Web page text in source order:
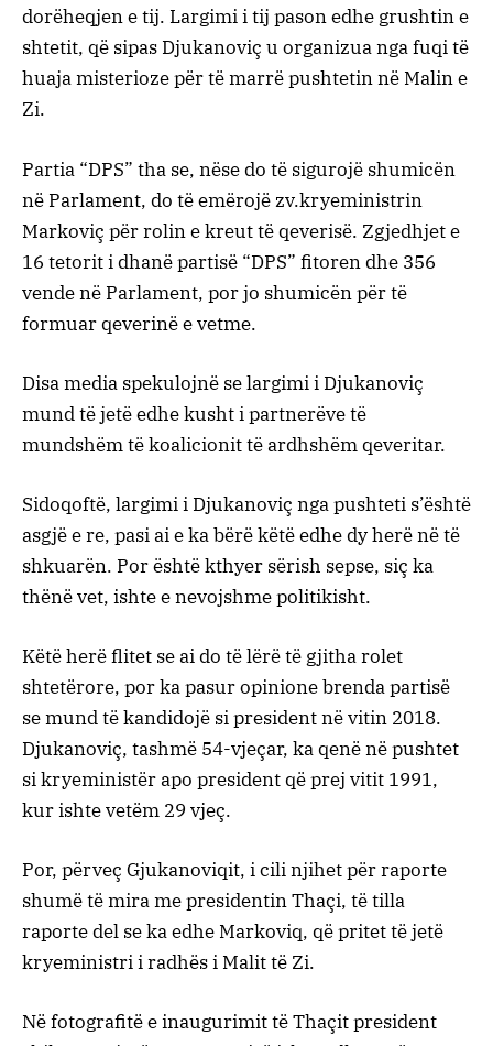
dorëheqjen e tij. Largimi i tij pason edhe grushtin e
shtetit, që sipas Djukanoviç u organizua nga fuqi të
huaja misterioze për të marrë pushtetin në Malin e
Zi.
Partia “DPS” tha se, nëse do të sigurojë shumicën
në Parlament, do të emërojë zv.kryeministrin
Markoviç për rolin e kreut të qeverisë. Zgjedhjet e
16 tetorit i dhanë partisë “DPS” fitoren dhe 356
vende në Parlament, por jo shumicën për të
formuar qeverinë e vetme.
Disa media spekulojnë se largimi i Djukanoviç
mund të jetë edhe kusht i partnerëve të
mundshëm të koalicionit të ardhshëm qeveritar.
Sidoqoftë, largimi i Djukanoviç nga pushteti s’është
asgjë e re, pasi ai e ka bërë këtë edhe dy herë në të
shkuarën. Por është kthyer sërish sepse, siç ka
thënë vet, ishte e nevojshme politikisht.
Këtë herë flitet se ai do të lërë të gjitha rolet
shtetërore, por ka pasur opinione brenda partisë
se mund të kandidojë si president në vitin 2018.
Djukanoviç, tashmë 54-vjeçar, ka qenë në pushtet
si kryeministër apo president që prej vitit 1991,
kur ishte vetëm 29 vjeç.
Por, përveç Gjukanoviqit, i cili njihet për raporte
shumë të mira me presidentin Thaçi, të tilla
raporte del se ka edhe Markoviq, që pritet të jetë
kryeministri i radhës i Malit të Zi.
Në fotografitë e inaugurimit të Thaçit president